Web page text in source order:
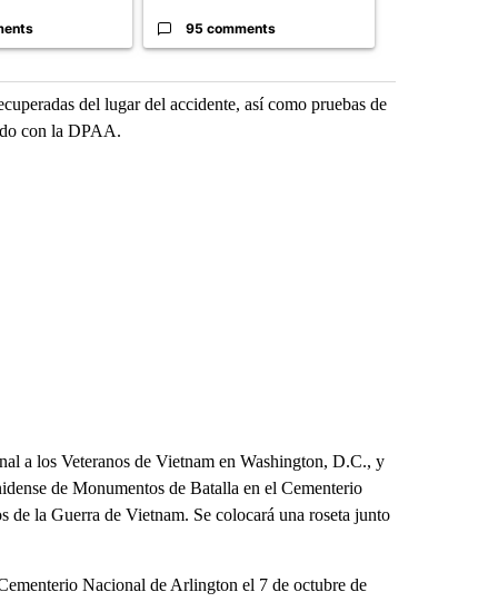
95 comments
del lugar del accidente, así como pruebas de
con la DPAA.
a los Veteranos de Vietnam en Washington, D.C., y
de Monumentos de Batalla en el Cementerio
la Guerra de Vietnam. Se colocará una roseta junto
Nacional de Arlington el 7 de octubre de